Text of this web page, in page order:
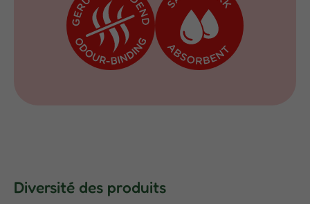
Diversité des produits